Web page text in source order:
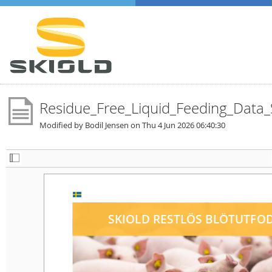
Modified by Bodil Jensen on Thu 4 Jun 2026 06:40:30
SKIOLD RESTLÖS
SKIOLD RESTLÖS